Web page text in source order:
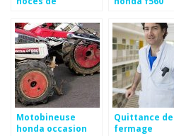
Motobineuse
honda occasion
Quittance de
fermage